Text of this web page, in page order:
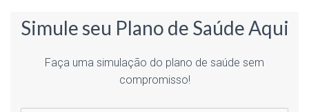
Simule seu Plano de Saúde Aqui
Faça uma simulação do plano de saúde sem
compromisso!